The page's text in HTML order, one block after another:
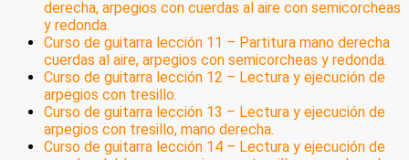
derecha, arpegios con cuerdas al aire con semicorcheas
y redonda.
Curso de guitarra lección 11 – Partitura mano derecha
cuerdas al aire, arpegios con semicorcheas y redonda.
Curso de guitarra lección 12 – Lectura y ejecución de
arpegios con tresillo.
Curso de guitarra lección 13 – Lectura y ejecución de
arpegios con tresillo, mano derecha.
Curso de guitarra lección 14 – Lectura y ejecución de